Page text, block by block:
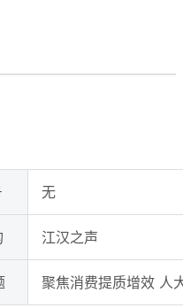
无
江汉之声
聚焦消费提质增效 人